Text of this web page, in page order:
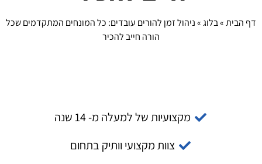
דף הבית»בלוג»ניהול זמן להורים עובדים: כל המונחים המתקדמים שכל
הורה חייב להכיר
מקצועיות של למעלה מ- 14 שנה
צוות מקצועי וותיק בתחום